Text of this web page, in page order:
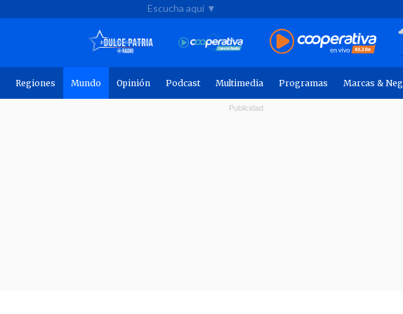
Escucha aquí ▼
Regiones Mundo Opinión Podcast Multimedia Programas Marcas &